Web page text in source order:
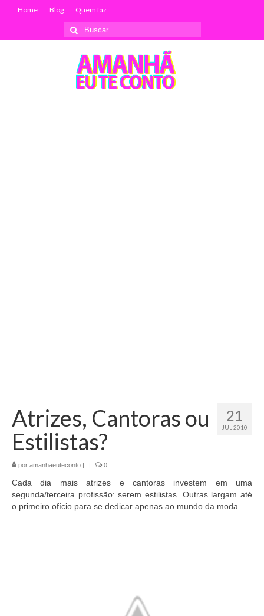
Home Blog Quem faz
Buscar
por:
21
JUL 2010
Atrizes, Cantoras ou
Estilistas?
por amanhaeuteconto | | 0
Cada dia mais atrizes e cantoras investem em uma
segunda/terceira profissão: serem estilistas. Outras largam até
o primeiro ofício para se dedicar apenas ao mundo da moda.